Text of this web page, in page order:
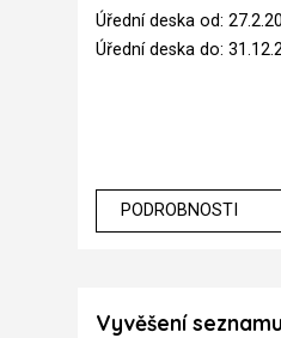
Úřední deska od:
Úřední deska do:
PODROBNOSTI
Vyvěšení seznamu